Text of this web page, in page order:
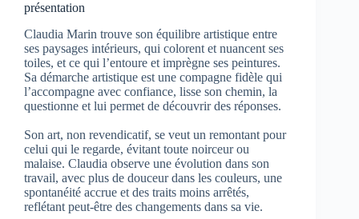
présentation
Claudia Marin trouve son équilibre artistique entre
ses paysages intérieurs, qui colorent et nuancent ses
toiles, et ce qui l’entoure et imprègne ses peintures.
Sa démarche artistique est une compagne fidèle qui
l’accompagne avec confiance, lisse son chemin, la
questionne et lui permet de découvrir des réponses.
Son art, non revendicatif, se veut un remontant pour
celui qui le regarde, évitant toute noirceur ou
malaise. Claudia observe une évolution dans son
travail, avec plus de douceur dans les couleurs, une
spontanéité accrue et des traits moins arrêtés,
reflétant peut-être des changements dans sa vie.